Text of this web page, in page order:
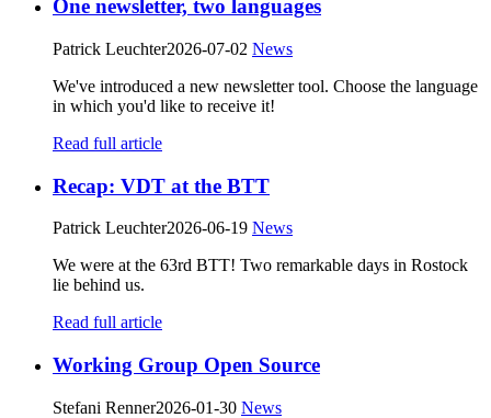
One newsletter, two languages
Patrick Leuchter2026-07-02 News
We've introduced a new newsletter tool. Choose the language
in which you'd like to receive it!
Read full article
Recap: VDT at the BTT
Patrick Leuchter2026-06-19 News
We were at the 63rd BTT! Two remarkable days in Rostock
lie behind us.
Read full article
Working Group Open Source
Stefani Renner2026-01-30 News